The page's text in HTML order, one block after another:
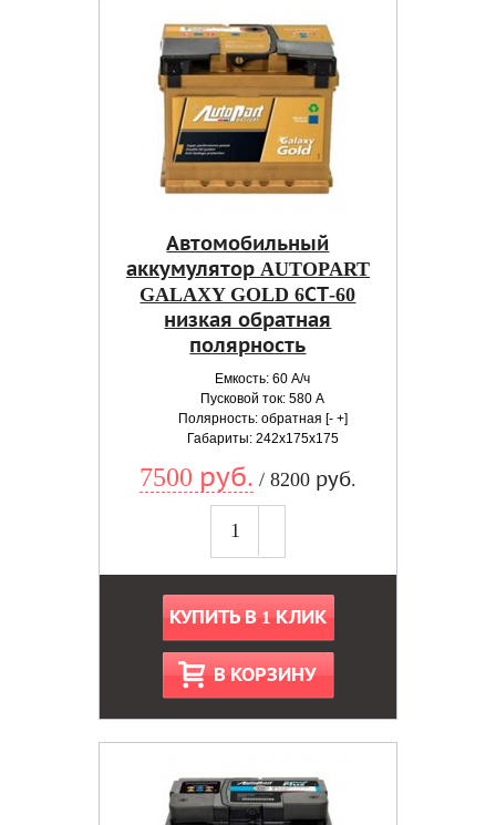
Автомобильный
аккумулятор AUTOPART
GALAXY GOLD 6СТ-60
низкая обратная
полярность
Емкость: 60 А/ч
Пусковой ток: 580 А
Полярность: обратная [- +]
Габариты: 242x175x175
7500 руб. / 8200 руб.
КУПИТЬ В 1 КЛИК
В КОРЗИНУ